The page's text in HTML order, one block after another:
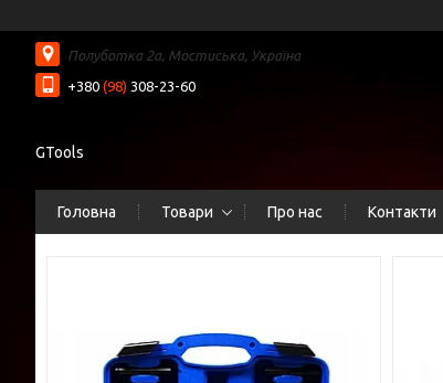
Полуботка 2а, Мостиська, Україна
+380 (98) 308-23-60
GTools
Головна Товари Про нас Контакти